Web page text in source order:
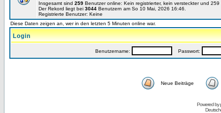
Insgesamt sind 259 Benutzer online: Kein registrierter, kein versteckter und
Der Rekord liegt bei 3044 Benutzern am So 10 Mai, 2026 16:46.
Registrierte Benutzer: Keine
Diese Daten zeigen an, wer in den letzten 5 Minuten online war.
Login
Benutzername: Passwort:
Neue Beiträge
Powered by